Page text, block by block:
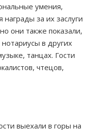
умения,
за их заслуги
они также показали,
в других
танцах. Гости
чтецов,
выехали в горы на